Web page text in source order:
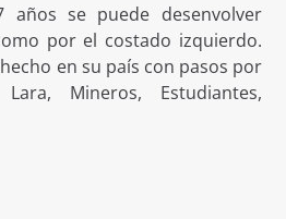
años se puede desenvolver
por el costado izquierdo.
en su país con pasos por
Mineros, Estudiantes,